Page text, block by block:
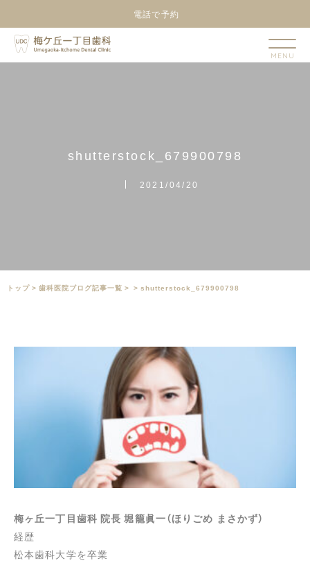
電話で予約
shutterstock 679900798
2021/04/20
トップ > ⻭科医院ブログ記事一覧 > > shutterstock_679900798
梅ヶ丘一丁目歯科 院長 堀籠眞一（ほりごめ まさかず）
経歴
松本歯科大学を卒業